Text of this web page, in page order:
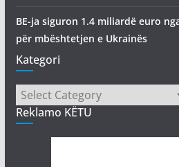
BE-ja siguron 1.4 miliardë euro
për mbështetjen e Ukrainës
Kategori
Kategori
Reklamo KËTU